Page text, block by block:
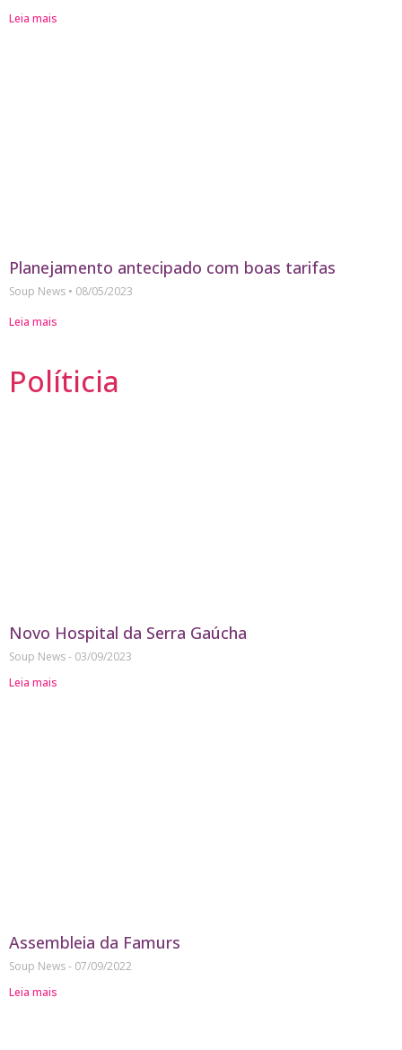
Leia mais
Planejamento antecipado com boas tarifas
Soup News
08/05/2023
Leia mais
Políticia
Novo Hospital da Serra Gaúcha
Soup News
03/09/2023
Leia mais
Assembleia da Famurs
Soup News
07/09/2022
Leia mais